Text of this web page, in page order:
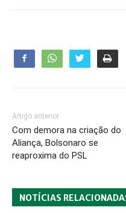
Artigo anterior
Com demora na criação do
Aliança, Bolsonaro se
reaproxima do PSL
NOTÍCIAS